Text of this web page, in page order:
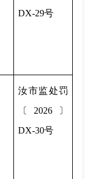
DX-29号
汝市监处罚
〔2026〕
DX-30号